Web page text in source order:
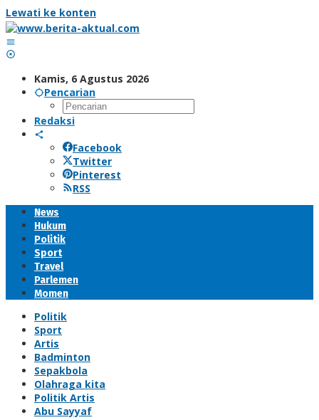
Lewati ke konten
Kamis, 6 Agustus 2026
Pencarian
Redaksi
Facebook
Twitter
Pinterest
RSS
News
Hukum
Politik
Sport
Travel
Parlemen
Momen
Politik
Sport
Artis
Badminton
Sepakbola
Olahraga kita
Politik Artis
Abu Sayyaf